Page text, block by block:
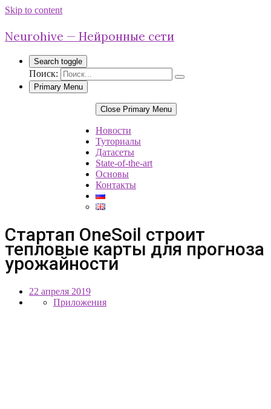
Skip to content
Neurohive — Нейронные сети
Search toggle
Поиск:
Primary Menu
Close Primary Menu
Новости
Туториалы
Датасеты
State-of-the-art
Основы
Контакты
Стартап OneSoil строит
тепловые карты для прогноза
урожайности
22 апреля 2019
Приложения